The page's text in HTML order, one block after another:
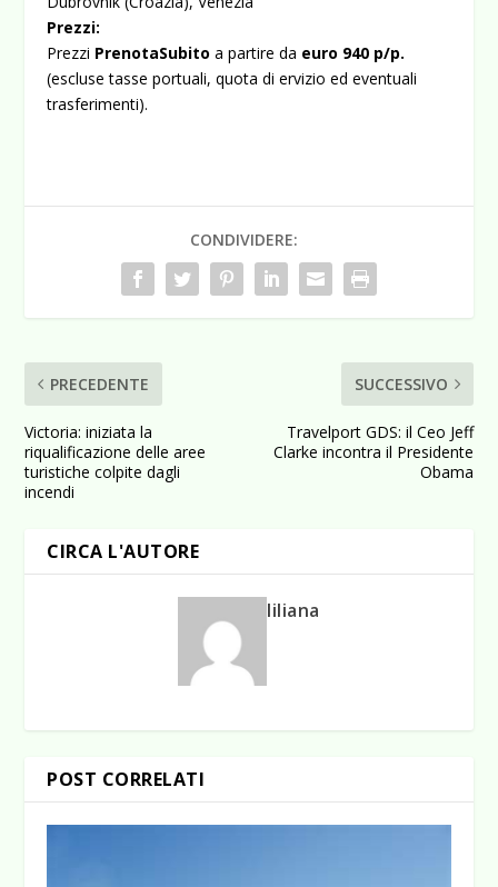
Prezzi:
Prezzi PrenotaSubito a partire da euro 940 p/p.
(escluse tasse portuali, quota di ervizio ed eventuali
trasferimenti).
CONDIVIDERE:
PRECEDENTE
Victoria: iniziata la
riqualificazione delle aree
turistiche colpite dagli
incendi
SUCCESSIVO
Travelport GDS: il Ceo Jeff
Clarke incontra il Presidente
Obama
CIRCA L'AUTORE
liliana
POST CORRELATI